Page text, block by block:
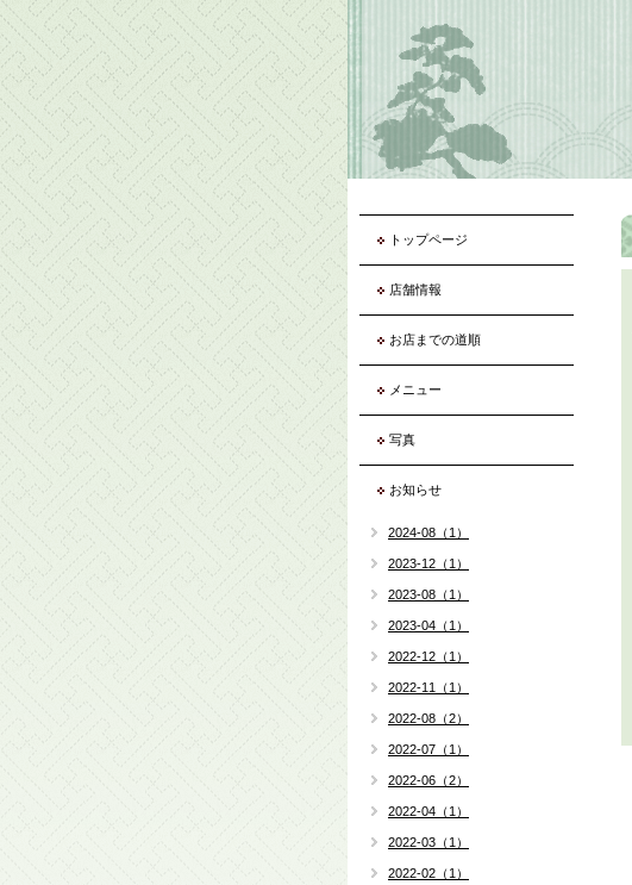
トップページ
店舗情報
お店までの道順
メニュー
写真
お知らせ
2024-08（1）
2023-12（1）
2023-08（1）
2023-04（1）
2022-12（1）
2022-11（1）
2022-08（2）
2022-07（1）
2022-06（2）
2022-04（1）
2022-03（1）
2022-02（1）